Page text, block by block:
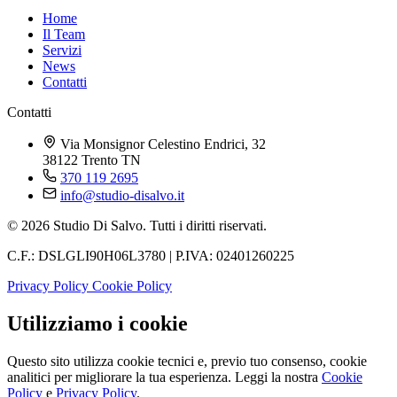
Home
Il Team
Servizi
News
Contatti
Contatti
Via Monsignor Celestino Endrici, 32
38122 Trento TN
370 119 2695
info@studio-disalvo.it
© 2026 Studio Di Salvo. Tutti i diritti riservati.
C.F.: DSLGLI90H06L3780 | P.IVA: 02401260225
Privacy Policy Cookie Policy
Utilizziamo i cookie
Questo sito utilizza cookie tecnici e, previo tuo consenso, cookie
analitici per migliorare la tua esperienza. Leggi la nostra Cookie
Policy e Privacy Policy.